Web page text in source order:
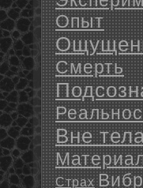
Опыт
Смерть
Вне
Страх